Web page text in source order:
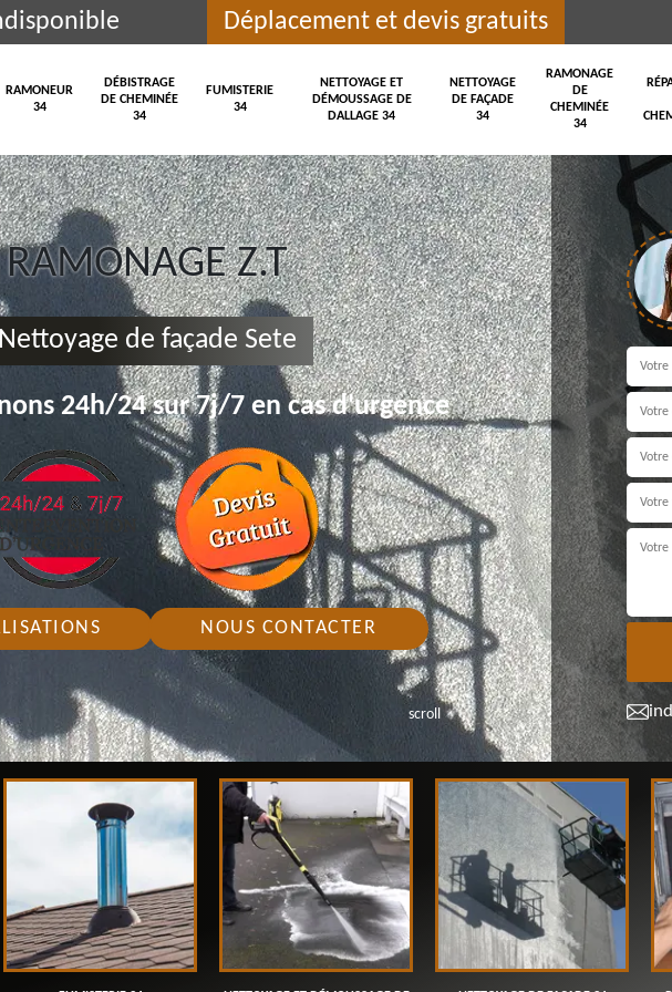
Déplacement et devis gratuits
RAMONEUR
34
DÉBISTRAGE
DE CHEMINÉE
34
FUMISTERIE
34
NETTOYAGE ET
DÉMOUSSAGE DE
DALLAGE 34
NETTOYAGE
DE FAÇADE
34
RAMONAGE
DE
CHEMINÉE
34
scroll
RAMONAGE Z.T
Nettoyage de façade Sete
24h/24 sur 7j/7 en cas d'urgence
NOUS CONTACTER